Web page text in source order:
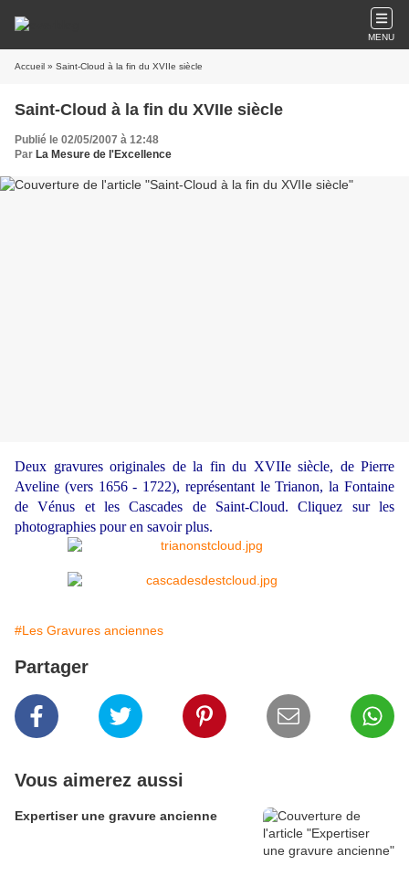
MENU
Accueil » Saint-Cloud à la fin du XVIIe siècle
Saint-Cloud à la fin du XVIIe siècle
Publié le 02/05/2007 à 12:48
Par La Mesure de l'Excellence
Deux gravures originales de la fin du XVIIe siècle, de Pierre
Aveline (vers 1656 - 1722), représentant le Trianon, la Fontaine
de Vénus et les Cascades de Saint-Cloud. Cliquez sur les
photographies pour en savoir plus.
#Les Gravures anciennes
Partager
Vous aimerez aussi
Expertiser une gravure ancienne